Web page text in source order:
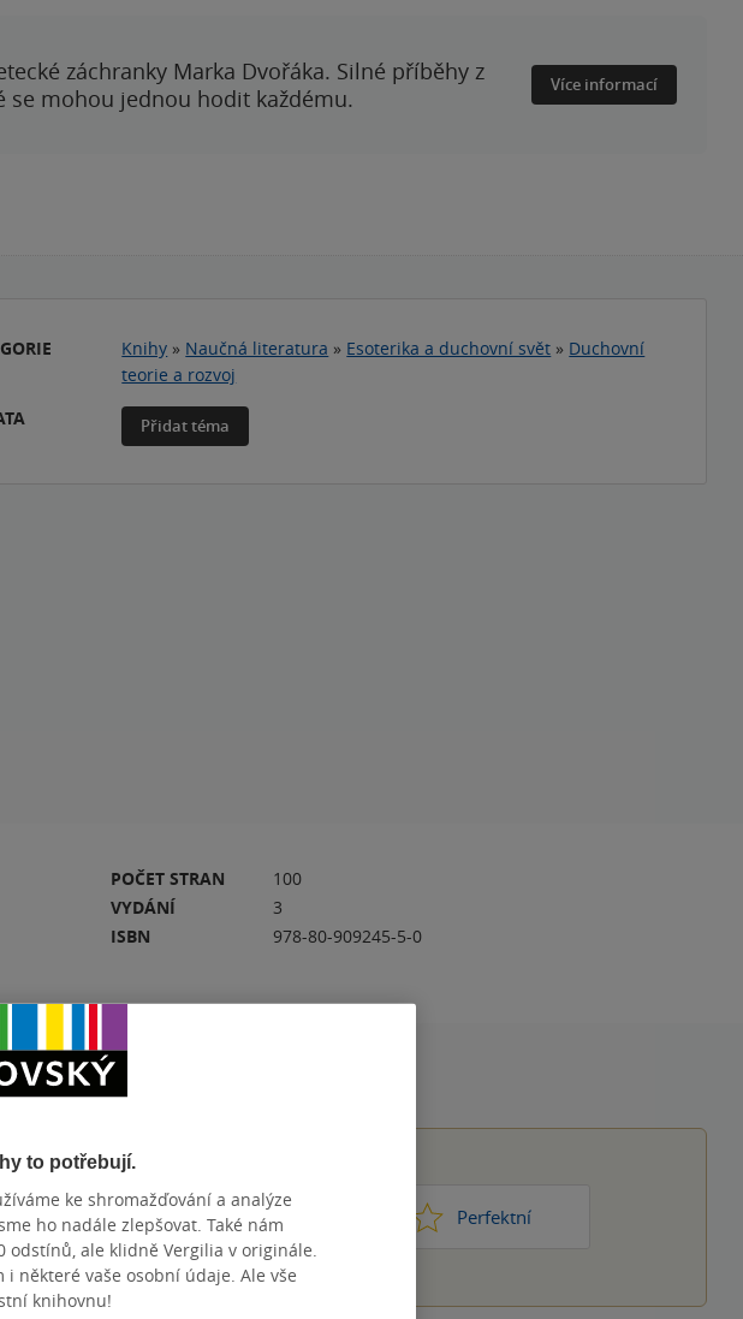
záchranky Marka Dvořáka. Silné příběhy z
mohou jednou hodit každému.
Více informací
Knihy » Naučná literatura » Esoterika a duchovní svět » Duchovní
teorie a rozvoj
Přidat téma
POČET STRAN
100
VYDÁNÍ
3
ISBN
978-80-909245-5-0
čtenářů
0.0 z 5 Nic moc Perfektní
to potřebují.
ke shromažďování a analýze
ho nadále zlepšovat. Také nám
ale klidně Vergilia v originále.
některé vaše osobní údaje. Ale vše
knihovnu!